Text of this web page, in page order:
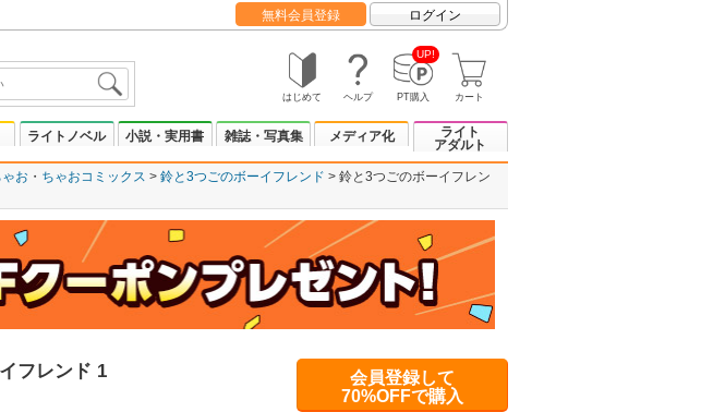
無料会員登録 ログイン
はじめて ヘルプ
UP!
PT購入 カート
ライトノベル 小説・実用書 雑誌・写真集 メディア化
ライト
アダルト
ゃお ちゃおコミックス 鈴と3つごのボーイフレンド
鈴と3つごのボーイフレン
フレンド 1
会員登録して
70%OFFで購入